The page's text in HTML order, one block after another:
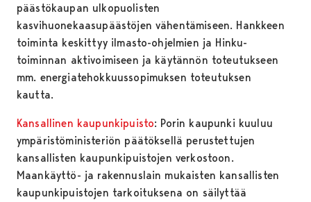
päästökaupan ulkopuolisten
kasvihuonekaasupäästöjen vähentämiseen. Hankkeen
toiminta keskittyy ilmasto-ohjelmien ja Hinku-
toiminnan aktivoimiseen ja käytännön toteutukseen
mm. energiatehokkuussopimuksen toteutuksen
kautta.
Kansallinen kaupunkipuisto: Porin kaupunki kuuluu
ympäristöministeriön päätöksellä perustettujen
kansallisten kaupunkipuistojen verkostoon.
Maankäyttö- ja rakennuslain mukaisten kansallisten
kaupunkipuistojen tarkoituksena on säilyttää